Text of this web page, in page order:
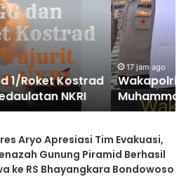
Berinovasi, Bripda
Jadi Contoh Nyata
di
Aryo Apresiasi Tim Evakuasi,
Gunung Piramid Berhasil
ke RS Bhayangkara Bondowoso